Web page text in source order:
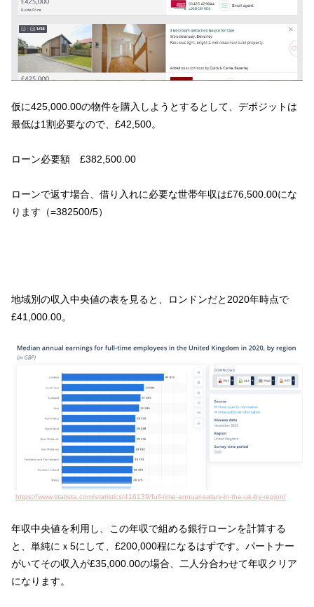
仮に425,000.00の物件を購入しようとするとして、デポジットは
最低は1割必要なので、£42,500。
ローン必要額 £382,500.00
ローンで返す場合、借り入れに必要な世帯年収は£76,500.00にな
ります（=382500/5）
地域別の収入中央値の表を見ると、ロンドンだと2020年時点で
£41,000.00。
https://www.statista.com/statistics/416139/full-time-annual-salary-in-the-uk-by-region/
年収中央値を利用し、この年収で組める銀行ローンを計算する
と、単純にｘ5にして、£200,000程になるはずです。パートナー
がいてその収入が£35,000.00の場合、二人分合わせて年収クリア
になります。